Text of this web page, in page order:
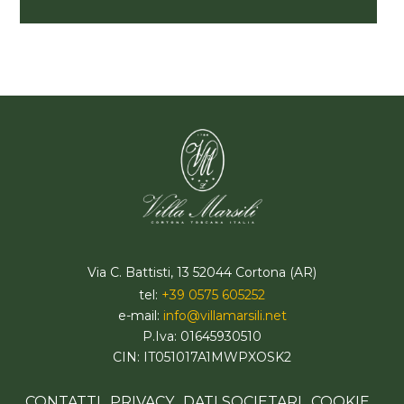
Via C. Battisti, 13 52044 Cortona (AR)
tel: +39 0575 605252
e-mail: info@villamarsili.net
P.Iva: 01645930510
CIN: IT051017A1MWPXOSK2